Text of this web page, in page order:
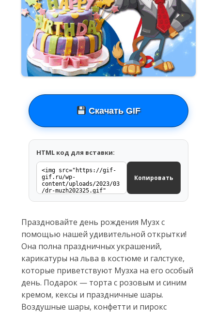
Скачать GIF
HTML код для вставки:
Копировать
Праздновайте день рождения Музх с
помощью нашей удивительной открытки!
Она полна праздничных украшений,
карикатуры на льва в костюме и галстуке,
которые приветствуют Музха на его особый
день. Подарок — торта с розовым и синим
кремом, кексы и праздничные шары.
Воздушные шары, конфетти и пирокс